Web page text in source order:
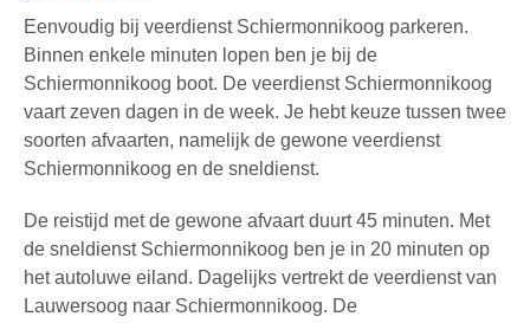
Eenvoudig bij veerdienst Schiermonnikoog parkeren.
Binnen enkele minuten lopen ben je bij de
Schiermonnikoog boot. De veerdienst Schiermonnikoog
vaart zeven dagen in de week. Je hebt keuze tussen twee
soorten afvaarten, namelijk de gewone veerdienst
Schiermonnikoog en de sneldienst.
De reistijd met de gewone afvaart duurt 45 minuten. Met
de sneldienst Schiermonnikoog ben je in 20 minuten op
het autoluwe eiland. Dagelijks vertrekt de veerdienst van
Lauwersoog naar Schiermonnikoog. De